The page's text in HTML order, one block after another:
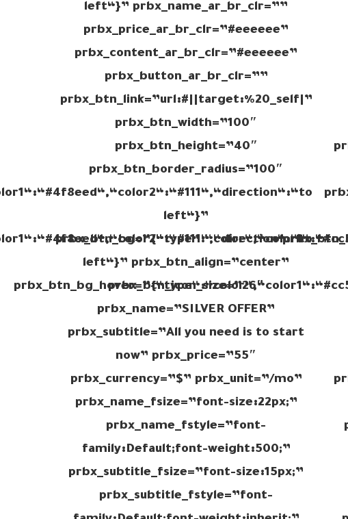
left“}” prbx_name_ar_br_clr=””
prbx_price_ar_br_clr=”#eeeeee”
prbx_content_ar_br_clr=”#eeeeee”
prbx_button_ar_br_clr=””
prbx_btn_link=”url:#||target:%20_self|”
prbx_btn_width=”100″
prbx_btn_height=”40″
prbx_btn_border_radius=”100″
left“}”
left“}” prbx_btn_align=”center”
prbx_btn_icon_size=”26″
prbx_name=”SILVER OFFER”
prbx_subtitle=”All you need is to start
now” prbx_price=”55″
prbx_currency=”$” prbx_unit=”/mo”
prbx_name_fsize=”font-size:22px;”
prbx_name_fstyle=”font-
family:Default;font-weight:500;”
prbx_subtitle_fsize=”font-size:15px;”
prbx_subtitle_fstyle=”font-